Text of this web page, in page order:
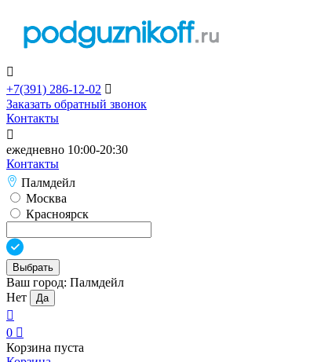

+7(391) 286-12-02 
Заказать обратный звонок
Контакты

ежедневно 10:00-20:30
Контакты
Палмдейл
Москва
Красноярск
Выбрать
Ваш город: Палмдейл
Нет
Да

0 
Корзина пуста